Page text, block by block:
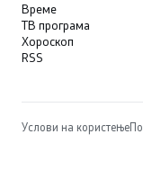
Време
ТВ програма
Хороскоп
RSS
Услови на користење